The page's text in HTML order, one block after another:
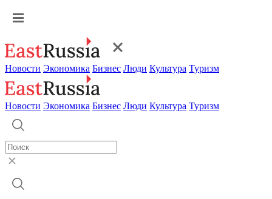
Новости Экономика Бизнес Люди Культура Туризм
Новости Экономика Бизнес Люди Культура Туризм